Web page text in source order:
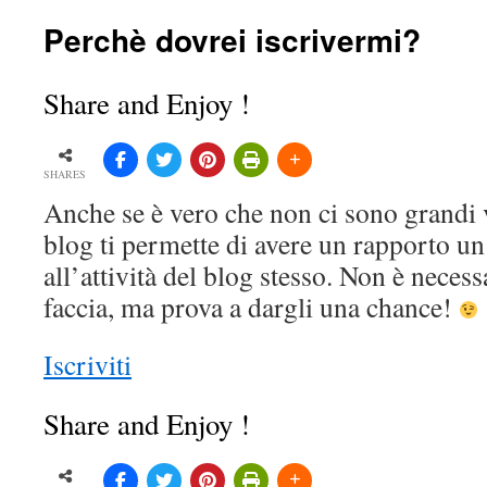
Perchè dovrei iscrivermi?
Share and Enjoy !
SHARES
Anche se è vero che non ci sono
blog ti permette di avere un rapporto
all’attività del blog stesso. Non è
faccia, ma prova a dargli una chance!
Iscriviti
Share and Enjoy !